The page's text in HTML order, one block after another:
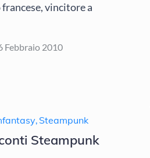
vincitore a
Febbraio 2010
, Steampunk
Steampunk